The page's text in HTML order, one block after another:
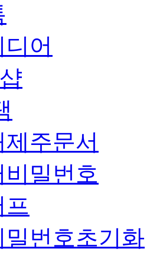
어
주문서
밀번호
프
밀번호초기화